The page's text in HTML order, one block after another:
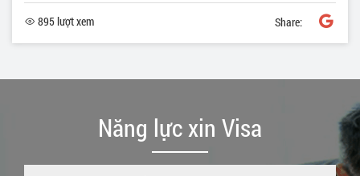
895 lượt xem Share:
Năng lực xin Visa